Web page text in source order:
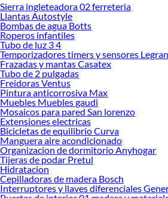
Precios de Ropa y Protección en Sodimac Perú
Si buscas ahorrar, estás en la tienda correcta
nuestra política de precios bajos garantizados en
dudes más y compra online este producto con sus
termines tu proyecto al 100% a un costo
opciones de delivery o recojo en tienda.
Las mejores marcas de Ropa y Protección
Sabemos que la calidad, confianza y seguridad son
momento de decidir qué modelo comprar, por ello
oferta de marcas prestigiosas y reconocidas en
manera, inviertes en durabilidad, rendimiento,
garantizada. ¡Lleva más por menos!
Complementa tu compra con estos productos:
Epp
Sierra ingleteadora 02 ferreteria
Llantas Autostyle
Bombas de agua Botts
Roperos infantiles
Tubo de luz 3 4
Temporizadores timers y sensores
Frazadas y mantas Casatex
Tubo de 2 pulgadas
Freidoras Ventus
Pintura anticorrosiva Max
Muebles Muebles gaudi
Mosaicos para pared San lorenzo
Extensiones electricas
Bicicletas de equilibrio Curva
Manguera aire acondicionado
Organizacion de dormitorio Anyhogar
Tijeras de podar Pretul
Hidratacion
Cepilladoras de madera Bosch
Interruptores y llaves diferenciales